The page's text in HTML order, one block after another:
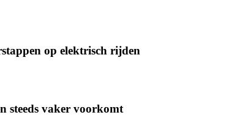
op elektrisch rijden
steeds vaker voorkomt